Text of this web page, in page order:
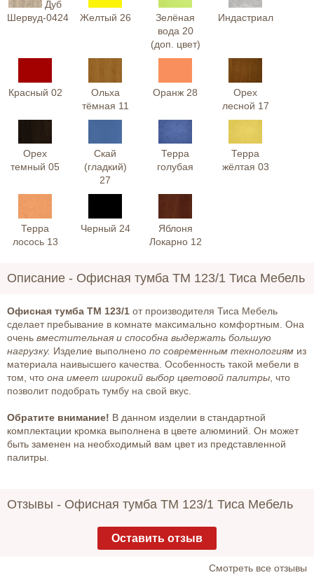
Дуб
Шервуд-0424
Желтый 26
Зелёная
вода 20
(доп. цвет)
Индастриал
Красный 02
Ольха
тёмная 11
Оранж 28
Орех
лесной 17
Орех
темный 05
Скай
(гладкий)
27
Терра
голубая
Терра
жёлтая 03
Терра
лосось 13
Черный 24
Яблоня
Локарно 12
Описание - Офисная тумба ТМ 123/1 Тиса Мебель
Офисная тумба ТМ 123/1 от производителя Тиса Мебель
сделает пребывание в комнате максимально комфортным. Она
очень вместительная и способна выдержать большую
нагрузку. Изделие выполнено по современным технологиям из
материала наивысшего качества. Особенность такой мебели в
том, что она имеет широкий выбор цветовой палитры, что
позволит подобрать тумбу на свой вкус.
Обратите внимание! В данном изделии в стандартной
комплектации кромка выполнена в цвете алюминий. Он может
быть заменен на необходимый вам цвет из представленной
палитры.
Отзывы - Офисная тумба ТМ 123/1 Тиса Мебель
Оставить отзыв
Cмотреть все отзывы